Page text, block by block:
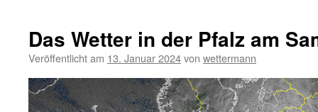
Das Wetter in der Pfalz am
Veröffentlicht am 13. Januar 2024von wettermann